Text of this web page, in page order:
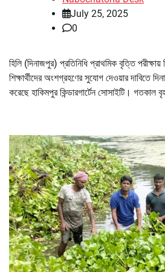
July 25, 2025
0
হিলি (দিনাজপুর) প্রতিনিধি প্রাথমিক বৃত্তি পরীক্ষায়
শিক্ষার্থীদের অংশগ্রহণের সুযোগ দেওয়ার দাবিতে
করেছে হাকিমপুর কিন্ডারগার্টেন সোসাইটি। গতকাল